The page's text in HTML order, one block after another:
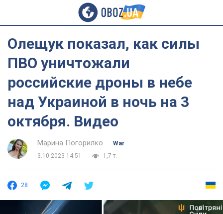
Олещук показал, как силы
ПВО уничтожали
российские дроны в небе
над Украиной в ночь на 3
октября. Видео
Марина Погорилко
War
3.10.2023 14:51
1,7 т.
28